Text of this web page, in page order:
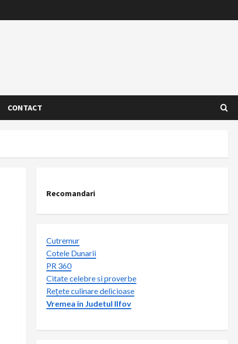
CONTACT
Recomandari
Cutremur
Cotele Dunarii
PR 360
Citate celebre si proverbe
Rețete culinare delicioase
Vremea in Judetul Ilfov